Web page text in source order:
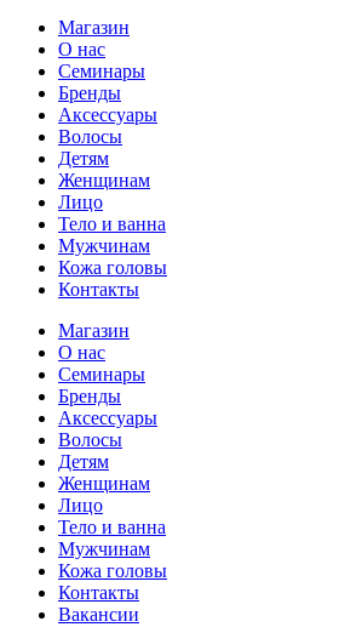
Магазин
О нас
Семинары
Бренды
Аксессуары
Волосы
Детям
Женщинам
Лицо
Тело и ванна
Мужчинам
Кожа головы
Контакты
Магазин
О нас
Семинары
Бренды
Аксессуары
Волосы
Детям
Женщинам
Лицо
Тело и ванна
Мужчинам
Кожа головы
Контакты
Вакансии